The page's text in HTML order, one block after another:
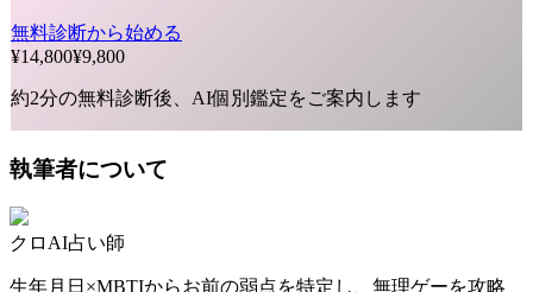
無料診断から始める
¥14,800¥9,800
約2分の無料診断後、AI個別鑑定をご案内します
執筆者について
クロ AI占い師
生年月日×MBTIからお前の弱点を特定し、無理ゲーを攻略